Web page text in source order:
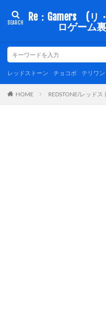
Re：Gamers (
ロゲーム
レッドストーン チョコボ テリワン
HOME REDSTONE/レッドス